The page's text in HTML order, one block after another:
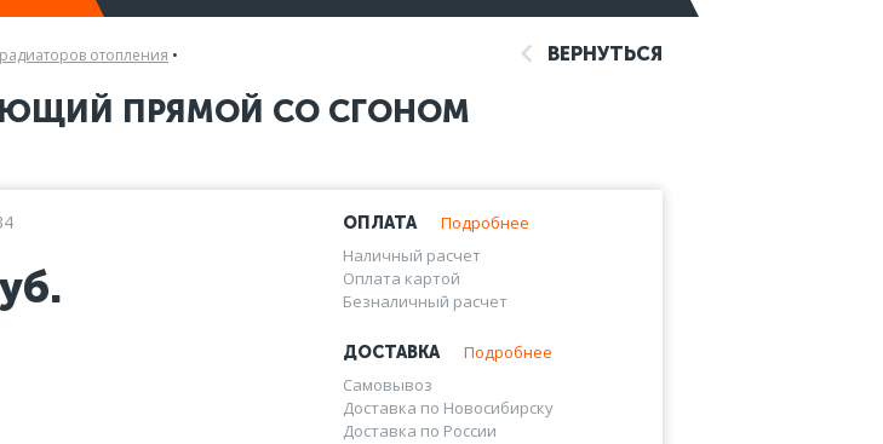
отопления • ВЕРНУТЬСЯ
ПРЯМОЙ СО СГОНОМ
ОПЛАТА
Подробнее
Наличный расчет
Оплата картой
Безналичный расчет
ДОСТАВКА
Подробнее
Самовывоз
Доставка по Новосибирску
Доставка по России